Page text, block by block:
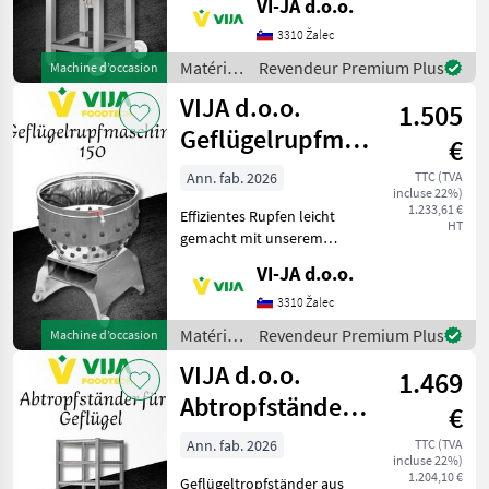
Machine d’occasion
Material: Hergestellt aus
rostfreiem Edelstahl für
eine lange Lebensdauer.
Volumen: 120 Liter, ideal für
VI-JA d.o.o.
3310 Žalec
Matériels
de vente
directe /
VIJA
d.o.o.
Revendeur Premium Plus
Machine d’occasion
VIJA d.o.o.
Geflügelrupfmaschine
150
1.505
€
TTC (TVA
incluse 22%)
1.233,61 €
HT
Ann. fab. 2026
Effizientes Rupfen leicht
gemacht mit unserem
Material: Langlebigkeit und
Hygiene garantiert!
Zeitersparnis: Perfekt für
das Rupfen größ
VI-JA d.o.o.
3310 Žalec
Matériels
de vente
directe /
VIJA
d.o.o.
Revendeur Premium Plus
VIJA d.o.o.
Abtropfständer
für Geflügel
1.469
€
TTC (TVA
incluse 22%)
1.204,10 €
Ann. fab. 2026
Geflügeltropfständer aus